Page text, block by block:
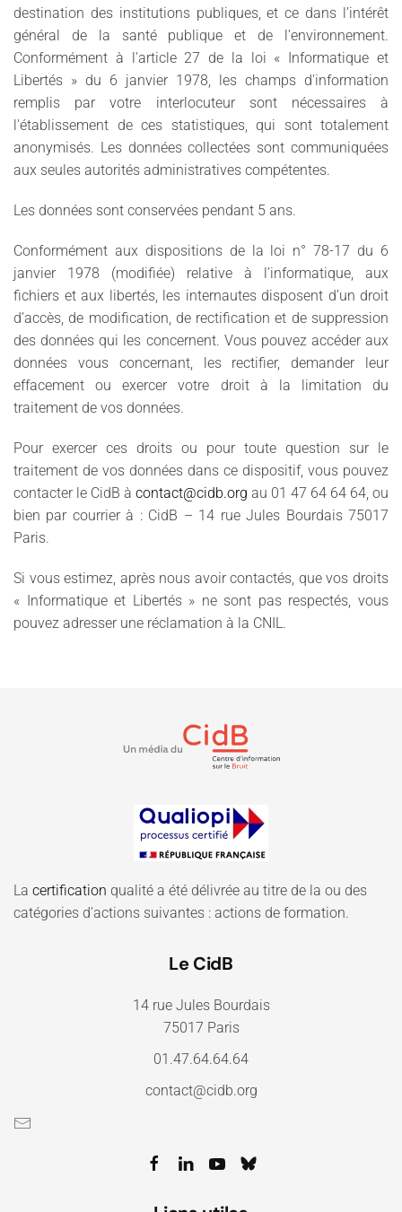
destination des institutions publiques, et ce dans l’intérêt
général de la santé publique et de l’environnement.
Conformément à l'article 27 de la loi « Informatique et
Libertés » du 6 janvier 1978, les champs d'information
remplis par votre interlocuteur sont nécessaires à
l'établissement de ces statistiques, qui sont totalement
anonymisés. Les données collectées sont communiquées
aux seules autorités administratives compétentes.
Les données sont conservées pendant 5 ans.
Conformément aux dispositions de la loi n° 78-17 du 6
janvier 1978 (modifiée) relative à l’informatique, aux
fichiers et aux libertés, les internautes disposent d’un droit
d’accès, de modification, de rectification et de suppression
des données qui les concernent. Vous pouvez accéder aux
données vous concernant, les rectifier, demander leur
effacement ou exercer votre droit à la limitation du
traitement de vos données.
Pour exercer ces droits ou pour toute question sur le
traitement de vos données dans ce dispositif, vous pouvez
contacter le CidB à contact@cidb.org au 01 47 64 64 64, ou
bien par courrier à : CidB – 14 rue Jules Bourdais 75017
Paris.
Si vous estimez, après nous avoir contactés, que vos droits
« Informatique et Libertés » ne sont pas respectés, vous
pouvez adresser une réclamation à la CNIL.
La certification qualité a été délivrée au titre de la ou des
catégories d'actions suivantes : actions de formation.
Le CidB
14 rue Jules Bourdais
75017 Paris
01.47.64.64.64
contact@cidb.org